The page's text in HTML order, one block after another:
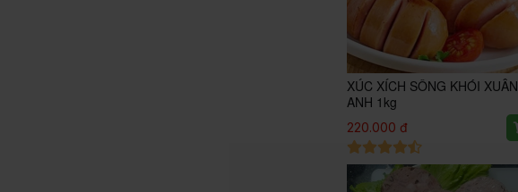
XÚC XÍCH SÔNG KHÓI XUÂN
ANH 1kg
220.000 đ